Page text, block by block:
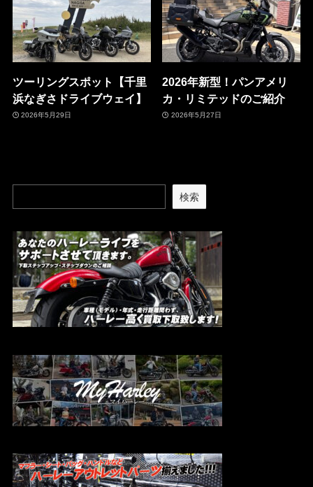
ツーリングスポット【千里
浜なぎさドライブウェイ】
2026年5月29日
2026年新型！パンアメリ
カ・リミテッドのご紹介
2026年5月27日
検索